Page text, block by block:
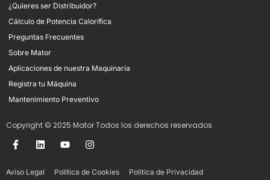
¿Quieres ser Distribuidor?
Cálculo de Potencia Calorífica
Preguntas Frecuentes
Sobre Mator
Aplicaciones de nuestra Maquinaria
Registra tu Máquina
Mantenimiento Preventivo
Copyright © 2025 Mator Todos los derechos reservados
Aviso Legal Política de Cookies
Política de Privacidad